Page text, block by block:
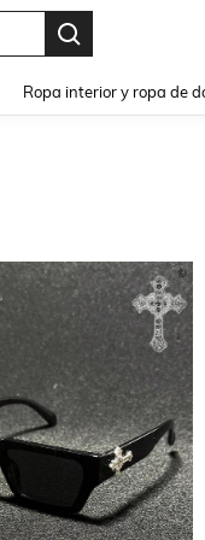
Ropa interior y ropa de